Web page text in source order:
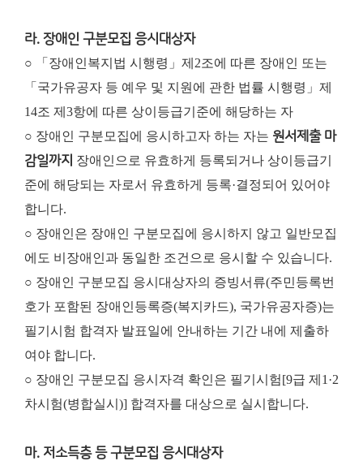
라. 장애인 구분모집 응시대상자
○ 「장애인복지법 시행령」제2조에 따른 장애인 또는
「국가유공자 등 예우 및 지원에 관한 법률 시행령」제
14조 제3항에 따른 상이등급기준에 해당하는 자
○ 장애인 구분모집에 응시하고자 하는 자는 원서제출 마
감일까지 장애인으로 유효하게 등록되거나 상이등급기
준에 해당되는 자로서 유효하게 등록·결정되어 있어야
합니다.
○ 장애인은 장애인 구분모집에 응시하지 않고 일반모집
에도 비장애인과 동일한 조건으로 응시할 수 있습니다.
○ 장애인 구분모집 응시대상자의 증빙서류(주민등록번
호가 포함된 장애인등록증(복지카드), 국가유공자증)는
필기시험 합격자 발표일에 안내하는 기간 내에 제출하
여야 합니다.
○ 장애인 구분모집 응시자격 확인은 필기시험[9급 제1·2
차시험(병합실시)] 합격자를 대상으로 실시합니다.
마. 저소득층 등 구분모집 응시대상자